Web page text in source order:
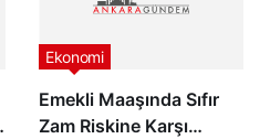
Emekli Maaşında Sıfır
Zam Riskine Karşı
Ekonomi